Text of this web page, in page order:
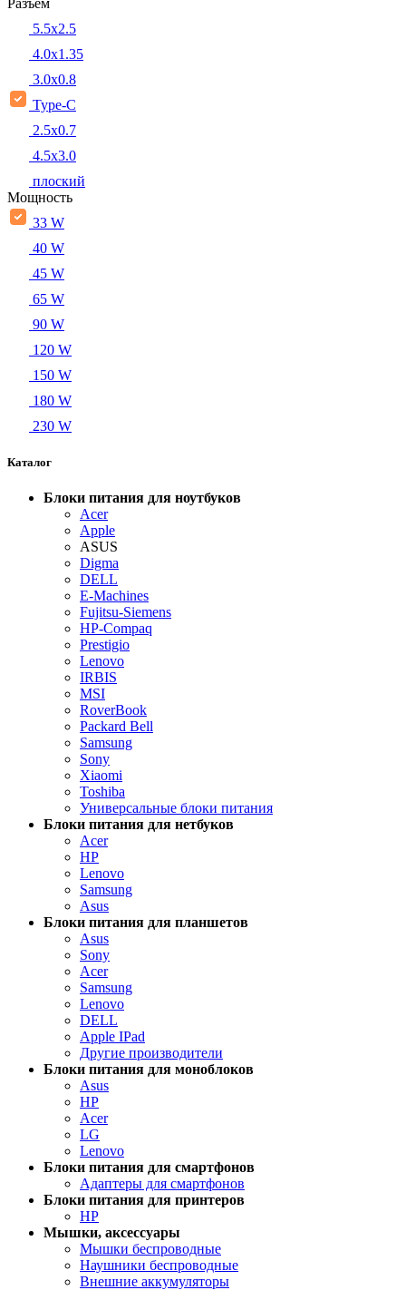
Разъем
5.5x2.5
4.0x1.35
3.0x0.8
Type-C
2.5x0.7
4.5x3.0
плоский
Мощность
33 W
40 W
45 W
65 W
90 W
120 W
150 W
180 W
230 W
Каталог
Блоки питания для ноутбуков
Acer
Apple
ASUS
Digma
DELL
E-Machines
Fujitsu-Siemens
HP-Compaq
Prestigio
Lenovo
IRBIS
MSI
RoverBook
Packard Bell
Samsung
Sony
Xiaomi
Toshiba
Универсальные блоки питания
Блоки питания для нетбуков
Acer
HP
Lenovo
Samsung
Asus
Блоки питания для планшетов
Asus
Sony
Acer
Samsung
Lenovo
DELL
Apple IPad
Другие производители
Блоки питания для моноблоков
Asus
HP
Acer
LG
Lenovo
Блоки питания для смартфонов
Адаптеры для смартфонов
Блоки питания для принтеров
HP
Мышки, аксессуары
Мышки беспроводные
Наушники беспроводные
Внешние аккумуляторы